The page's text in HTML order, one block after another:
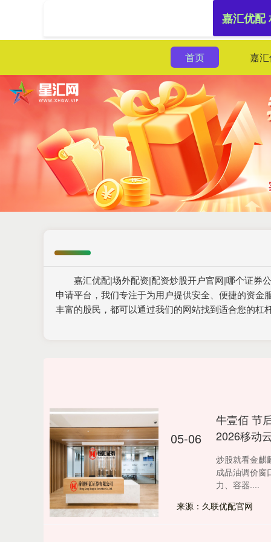
首页 嘉
嘉汇优配|场外配资|配资炒股开户官网|哪个证券
申请平台，我们专注于为用户提供安全、便捷的资
丰富的股民，都可以通过我们的网站找到适合您的
嘉汇优配
05-06
牛壹佰 节
2026移动
炒股就看金麒
成品油调价窗
力、容器....
来源：久联优配官网